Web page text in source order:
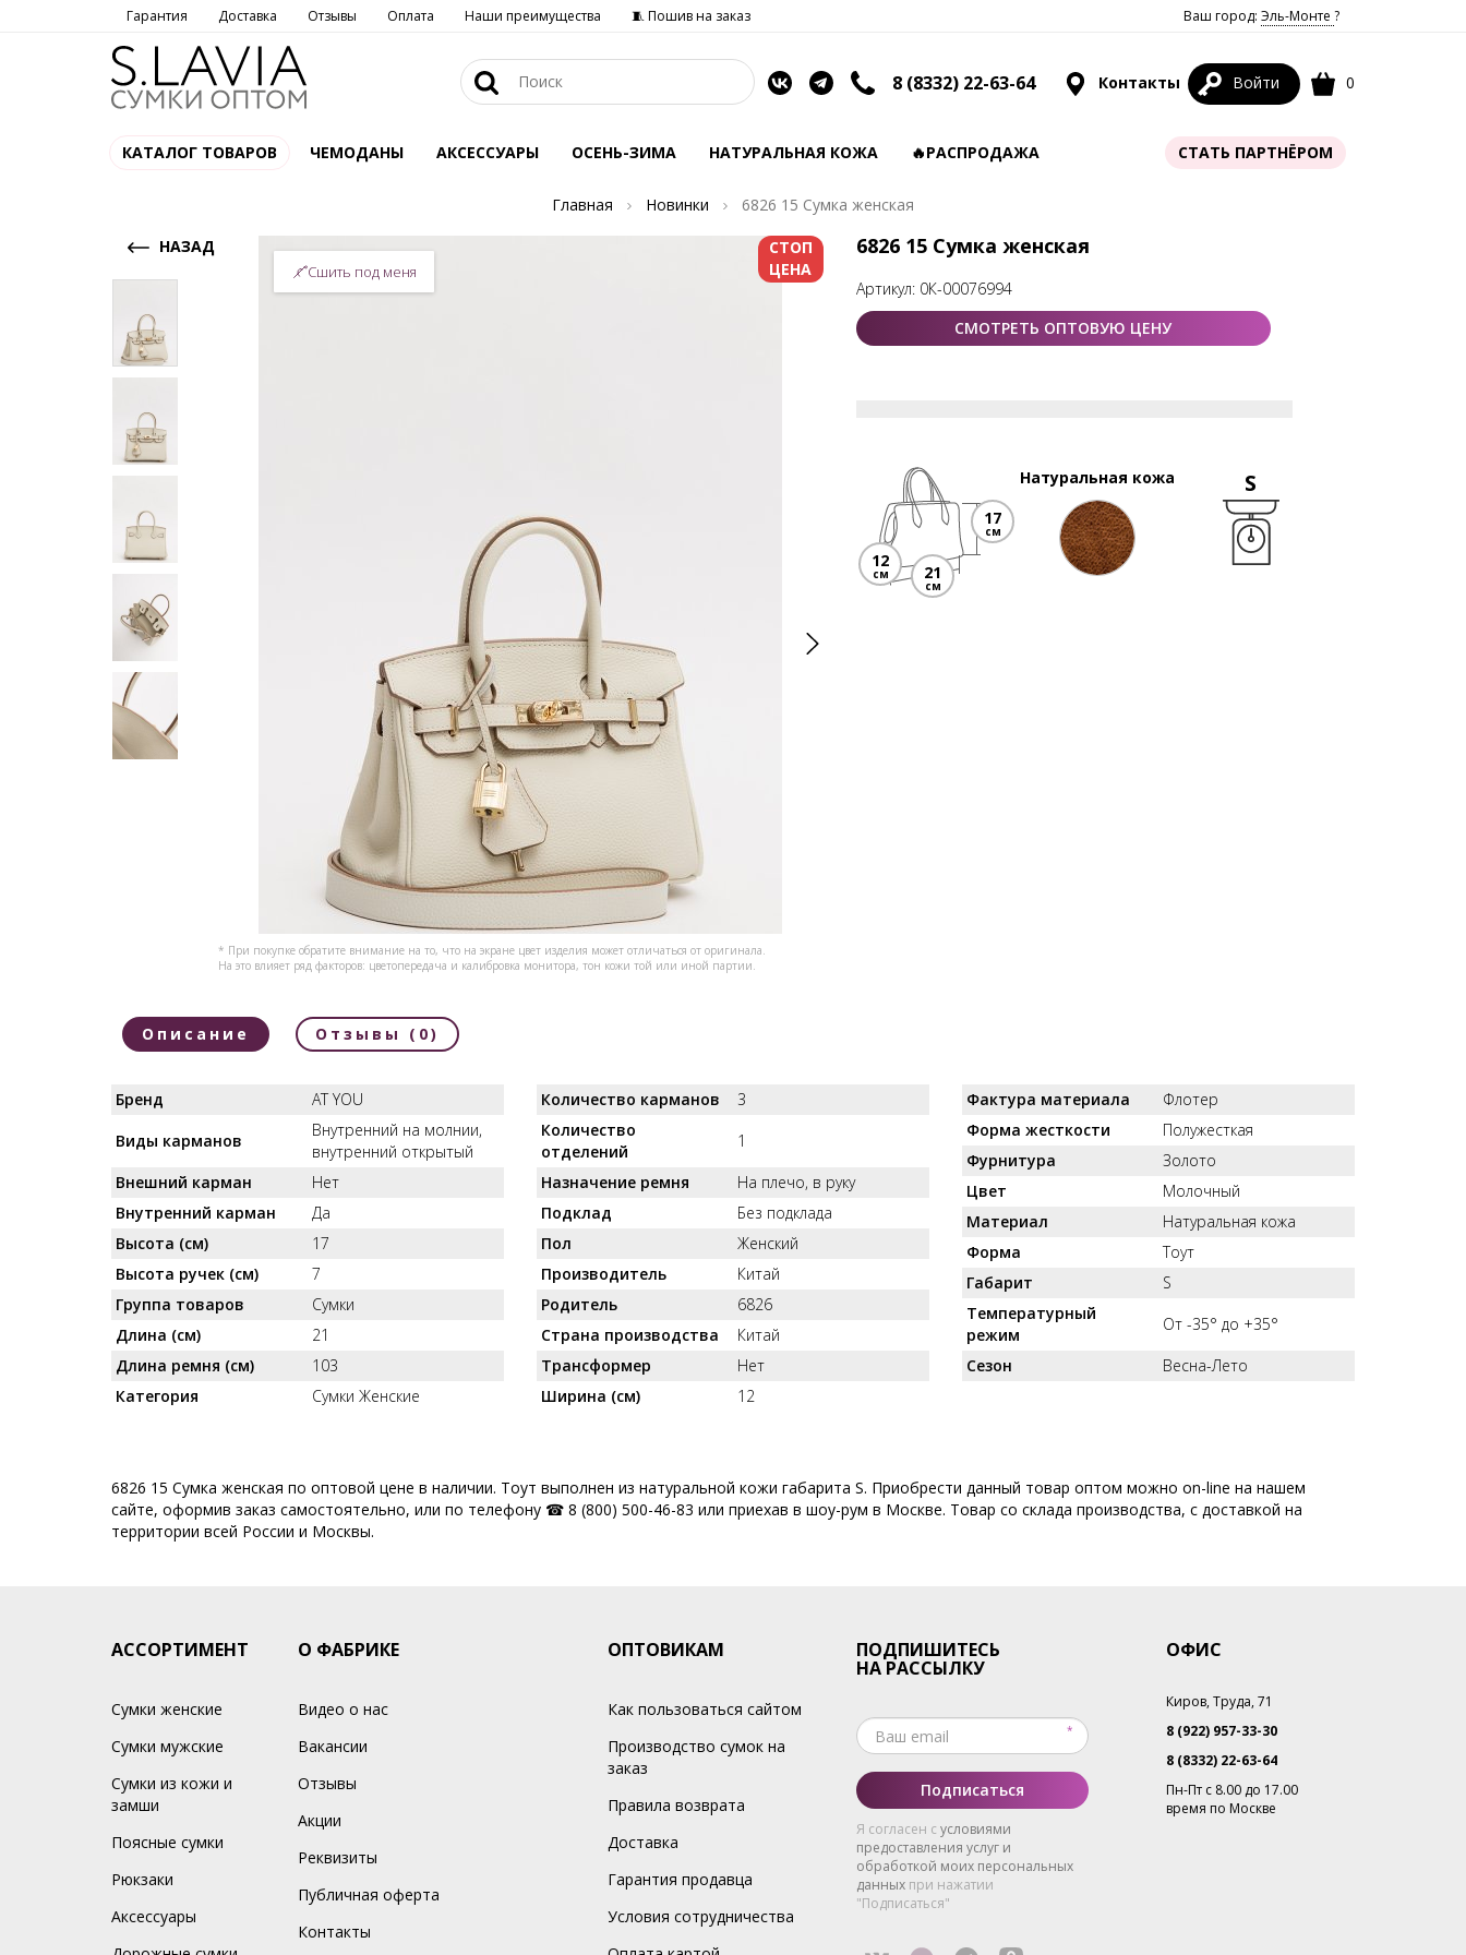
Гарантия Доставка Отзывы Оплата Наши преимущества 🧵 Пошив на заказ Ваш город: Эль-Монте ?
8 (8332) 22-63-64 Контакты Войти 0
КАТАЛОГ ТОВАРОВ ЧЕМОДАНЫ АКСЕССУАРЫ ОСЕНЬ-ЗИМА НАТУРАЛЬНАЯ КОЖА 🔥РАСПРОДАЖА СТАТЬ ПАРТНЁРОМ
Главная Новинки
6826 15 Сумка женская
НАЗАД
СТОП
ЦЕНА
* При покупке обратите внимание на то, что на экране цвет изделия может отличаться от оригинала.
На это влияет ряд факторов: цветопередача и калибровка монитора, тон кожи той или иной партии.
Сшить под меня
6826 15 Сумка женская
Артикул: 0К-00076994
СМОТРЕТЬ ОПТОВУЮ ЦЕНУ
12
см
17
см
21
см
Натуральная кожа S
Описание Отзывы (0)
Бренд
AT YOU
Виды карманов
Внутренний на молнии,
внутренний открытый
Внешний карман
Нет
Внутренний карман
Да
Высота (см)
17
Высота ручек (см)
7
Группа товаров
Сумки
Длина (см)
21
Длина ремня (см)
103
Категория
Сумки Женские
Количество карманов
3
Количество
отделений
1
Назначение ремня
На плечо, в руку
Подклад
Без подклада
Пол
Женский
Производитель
Китай
Родитель
6826
Страна производства
Китай
Трансформер
Нет
Ширина (см)
12
Фактура материала
Флотер
Форма жесткости
Полужесткая
Фурнитура
Золото
Цвет
Молочный
Материал
Натуральная кожа
Форма
Тоут
Габарит
S
Температурный
режим
От -35° до +35°
Сезон
Весна-Лето
6826 15 Сумка женская по оптовой цене в наличии. Тоут выполнен из натуральной кожи габарита S. Приобрести данный товар оптом можно on-line на нашем
сайте, оформив заказ самостоятельно, или по телефону ☎ 8 (800) 500-46-83 или приехав в шоу-рум в Москве. Товар со склада производства, с доставкой на
территории всей России и Москвы.
АССОРТИМЕНТ
Сумки женские
Сумки мужские
Сумки из кожи и
замши
Поясные сумки
Рюкзаки
Аксессуары
О ФАБРИКЕ
Видео о нас
Вакансии
Отзывы
Акции
Реквизиты
Публичная оферта
Контакты
ОПТОВИКАМ
Как пользоваться сайтом
Производство сумок на
заказ
Правила возврата
Доставка
Гарантия продавца
Условия сотрудничества
ПОДПИШИТЕСЬ
НА РАССЫЛКУ
Подписаться
Я согласен с условиями
предоставления услуг и
обработкой моих персональных
данныхпри нажатии
"Подписаться"
ОФИС
Киров, Труда, 71
8 (922) 957-33-30
8 (8332) 22-63-64
Пн-Пт с 8.00 до 17.00
время по Москве